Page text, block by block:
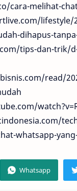
cara-melihat-
lifestyle/
dihapus-
tips-dan-trik/
read/
whatsapp-